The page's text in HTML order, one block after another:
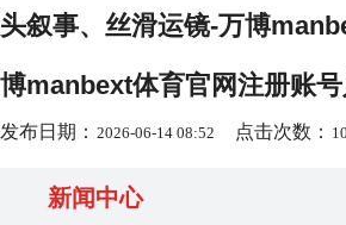
头叙事、丝滑运镜-万博
博manbext体育官网注册账号
发布日期： 2026-06-14 08:52 点击次数：
新闻中心